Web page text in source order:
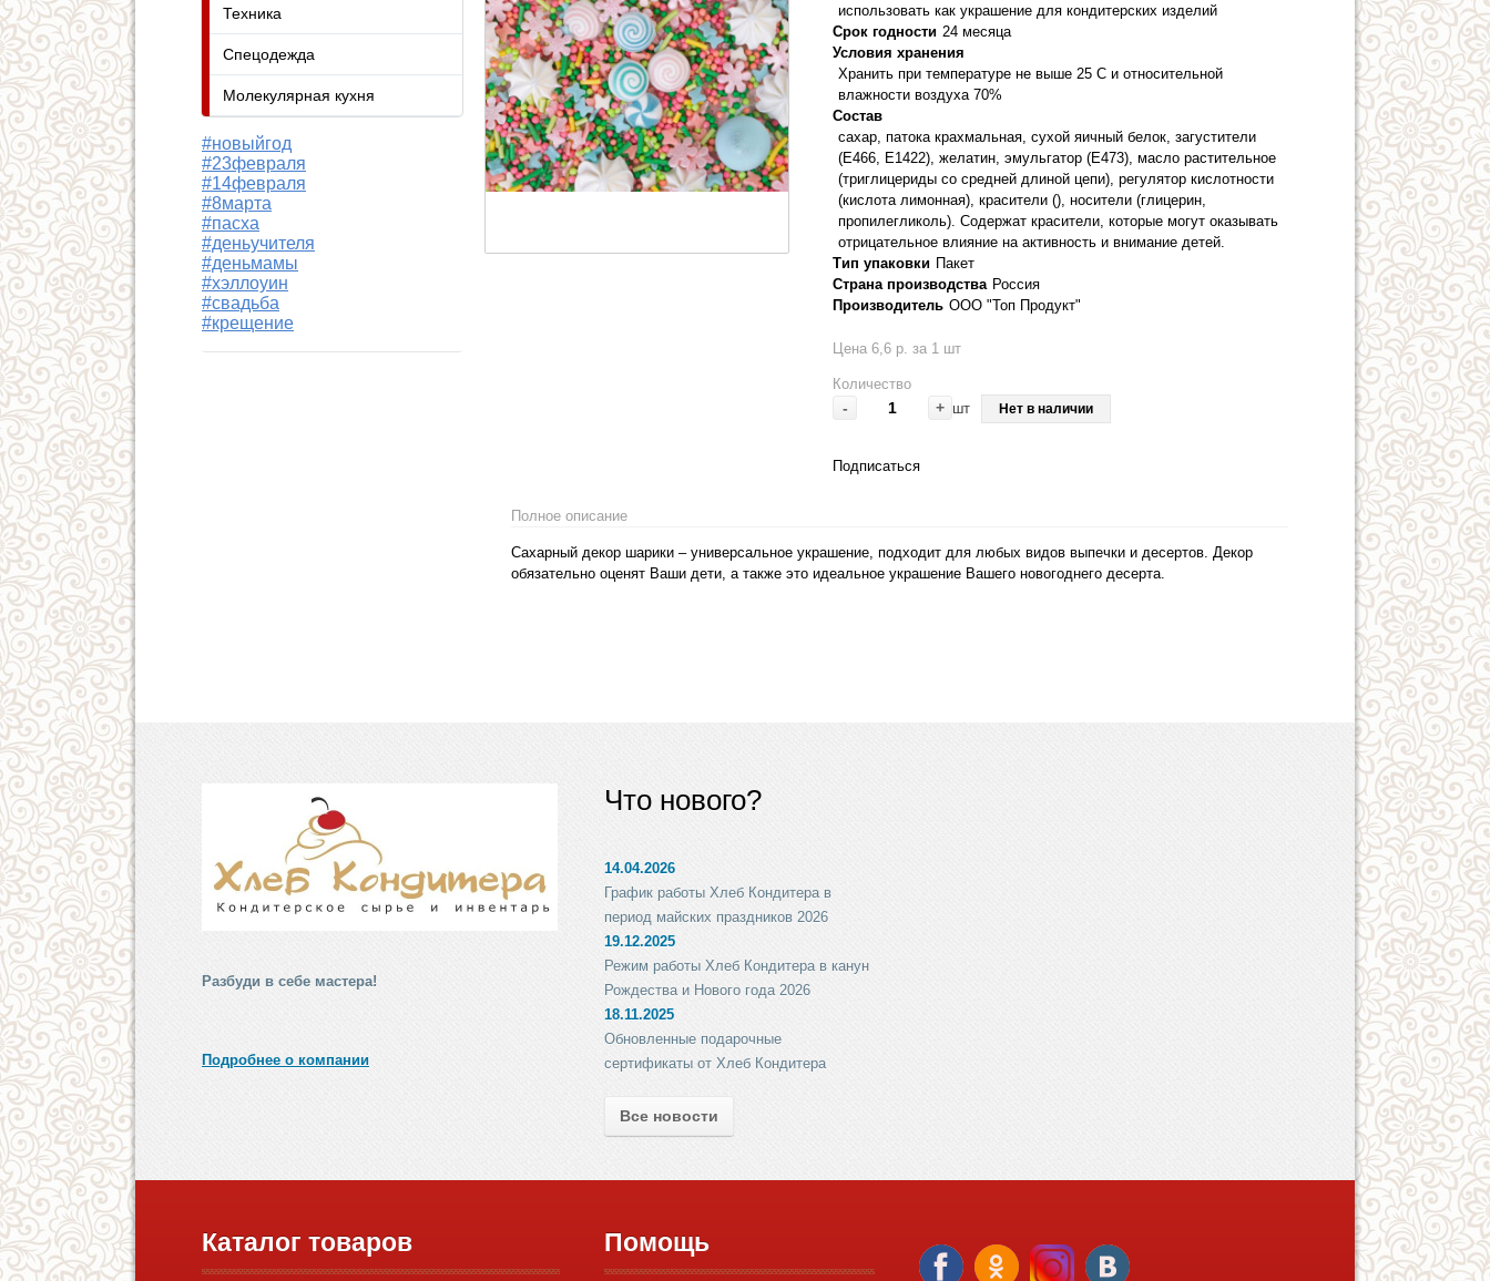
использовать как украшение для кондитерских изделий
Срок годности 24 месяца
Условия хранения
Хранить при температуре не выше 25 С и относительной
влажности воздуха 70%
Состав
сахар, патока крахмальная, сухой яичный белок, загустители
(Е466, Е1422), желатин, эмульгатор (Е473), масло растительное
(триглицериды со средней длиной цепи), регулятор кислотности
(кислота лимонная), красители (), носители (глицерин,
пропилегликоль). Содержат красители, которые могут оказывать
отрицательное влияние на активность и внимание детей.
Тип упаковки Пакет
Страна производства Россия
Производитель ООО "Топ Продукт"
Цена 6,6 р. за 1 шт
Количество
- + шт Нет в наличии
Подписаться
Полное описание
Сахарный декор шарики – универсальное украшение, подходит для любых видов выпечки и десертов. Декор
обязательно оценят Ваши дети, а также это идеальное украшение Вашего новогоднего десерта.
Техника
Спецодежда
Молекулярная кухня
#новыйгод
#23февраля
#14февраля
#8марта
#пасха
#деньучителя
#деньмамы
#хэллоуин
#свадьба
#крещение
Разбуди в себе мастера!
Подробнее о компании
Что нового?
14.04.2026
График работы Хлеб Кондитера в
период майских праздников 2026
19.12.2025
Режим работы Хлеб Кондитера в канун
Рождества и Нового года 2026
18.11.2025
Обновленные подарочные
сертификаты от Хлеб Кондитера
Все новости
Каталог товаров Помощь